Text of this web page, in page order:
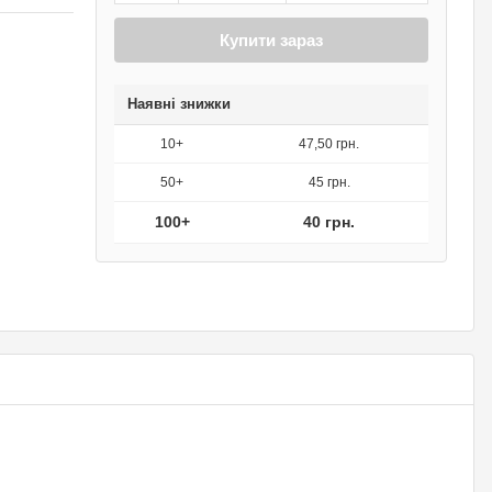
Купити зараз
Наявні знижки
10+ 47,50 грн.
50+ 45 грн.
100+ 40 грн.